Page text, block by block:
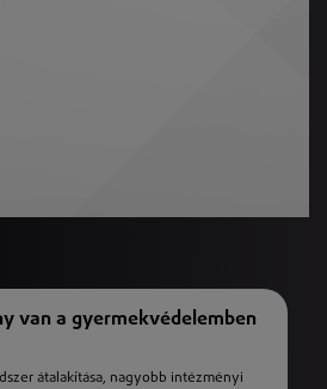
van a gyermekvédelemben
átalakítása, nagyobb intézményi